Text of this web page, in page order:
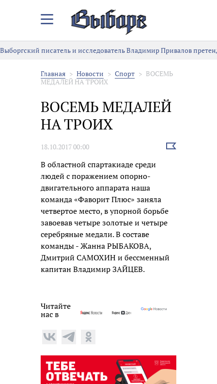
Закрыть/
меню
Выборгский писатель и исследователь Владимир Привалов
Главная Новости Спорт
ВОСЕМЬ
МЕДАЛЕЙ НА ТРОИХ
ВОСЕМЬ МЕДАЛЕЙ
НА ТРОИХ
18.10.2017 00:00
Выбрать
В областной спартакиаде среди
людей с поражением опорно-
двигательного аппарата наша
команда «Фаворит Плюс» заняла
четвертое место, в упорной борьбе
завоевав четыре золотые и четыре
серебряные медали. В составе
команды - Жанна РЫБАКОВА,
Дмитрий САМОХИН и бессменный
капитан Владимир ЗАЙЦЕВ.
Читайте
нас в